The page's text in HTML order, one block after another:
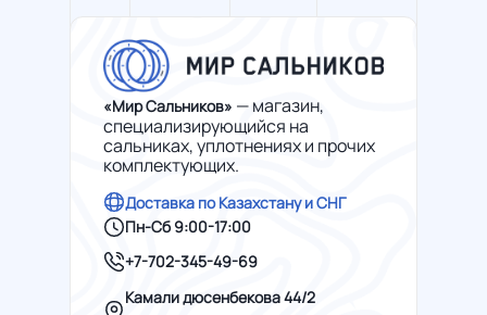
«Мир Сальников» — магазин,
специализирующийся на
сальниках, уплотнениях и прочих
комплектующих.
Доставка по Казахстану и СНГ
Пн-Сб 9:00-17:00
+7-702-345-49-69
Камали дюсенбекова 44/2